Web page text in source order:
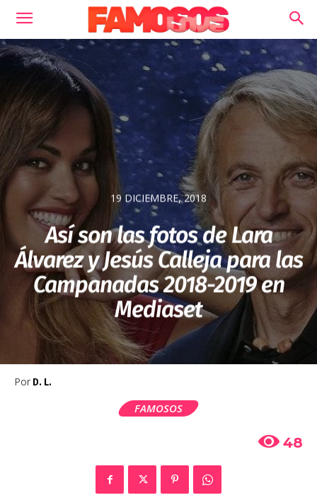
19 DICIEMBRE, 2018
Así son las fotos de Lara
Álvarez y Jesús Calleja para las
Campanadas 2018-2019 en
Mediaset
Por D. L.
FAMOSOS
48